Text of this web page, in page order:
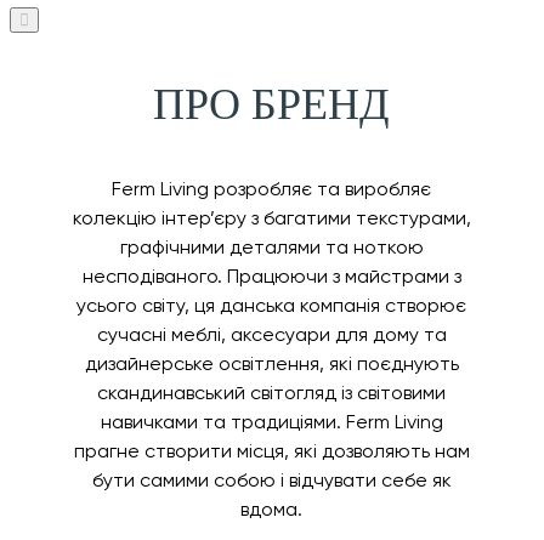
ПРО БРЕНД
Ferm Living розробляє та виробляє
колекцію інтер’єру з багатими текстурами,
графічними деталями та ноткою
несподіваного. Працюючи з майстрами з
усього світу, ця данська компанія створює
сучасні меблі, аксесуари для дому та
дизайнерське освітлення, які поєднують
скандинавський світогляд із світовими
навичками та традиціями. Ferm Living
прагне створити місця, які дозволяють нам
бути самими собою і відчувати себе як
вдома.